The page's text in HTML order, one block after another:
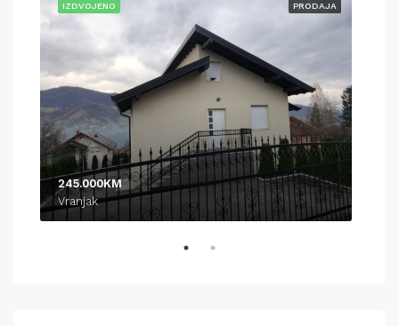
PRODAJA
IZDVOJENO
245.000KM
Vranjak